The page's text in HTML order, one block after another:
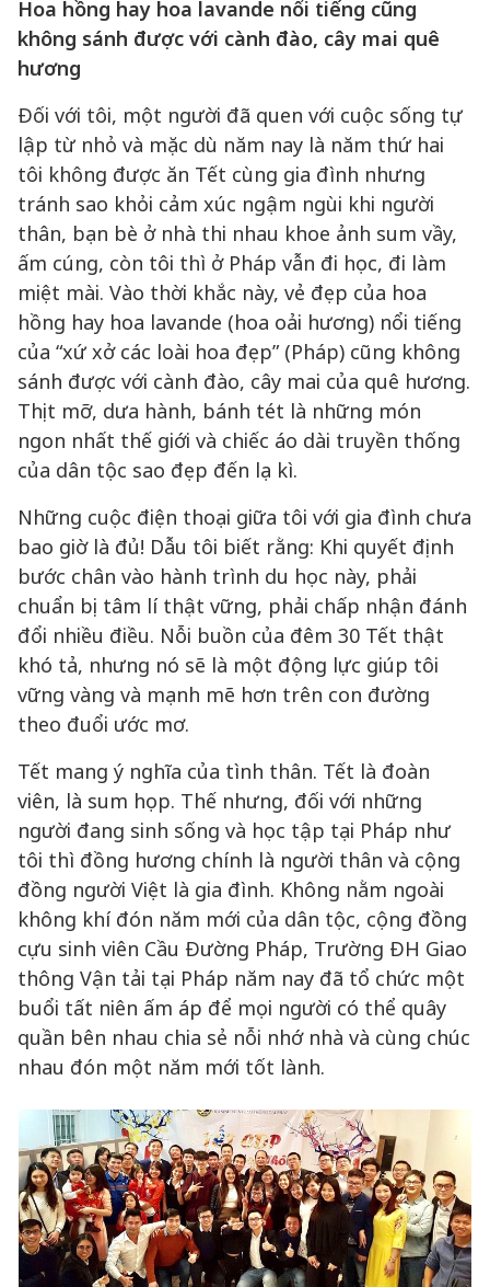
Hoa hồng hay hoa lavande nổi tiếng cũng
không sánh được với cành đào, cây mai quê
hương
Đối với tôi, một người đã quen với cuộc sống tự
lập từ nhỏ và mặc dù năm nay là năm thứ hai
tôi không được ăn Tết cùng gia đình nhưng
tránh sao khỏi cảm xúc ngậm ngùi khi người
thân, bạn bè ở nhà thi nhau khoe ảnh sum vầy,
ấm cúng, còn tôi thì ở Pháp vẫn đi học, đi làm
miệt mài. Vào thời khắc này, vẻ đẹp của hoa
hồng hay hoa lavande (hoa oải hương) nổi tiếng
của “xứ xở các loài hoa đẹp” (Pháp) cũng không
sánh được với cành đào, cây mai của quê hương.
Thịt mỡ, dưa hành, bánh tét là những món
ngon nhất thế giới và chiếc áo dài truyền thống
của dân tộc sao đẹp đến lạ kì.
Những cuộc điện thoại giữa tôi với gia đình chưa
bao giờ là đủ! Dẫu tôi biết rằng: Khi quyết định
bước chân vào hành trình du học này, phải
chuẩn bị tâm lí thật vững, phải chấp nhận đánh
đổi nhiều điều. Nỗi buồn của đêm 30 Tết thật
khó tả, nhưng nó sẽ là một động lực giúp tôi
vững vàng và mạnh mẽ hơn trên con đường
theo đuổi ước mơ.
Tết mang ý nghĩa của tình thân. Tết là đoàn
viên, là sum họp. Thế nhưng, đối với những
người đang sinh sống và học tập tại Pháp như
tôi thì đồng hương chính là người thân và cộng
đồng người Việt là gia đình. Không nằm ngoài
không khí đón năm mới của dân tộc, cộng đồng
cựu sinh viên Cầu Đường Pháp, Trường ĐH Giao
thông Vận tải tại Pháp năm nay đã tổ chức một
buổi tất niên ấm áp để mọi người có thể quây
quần bên nhau chia sẻ nỗi nhớ nhà và cùng chúc
nhau đón một năm mới tốt lành.